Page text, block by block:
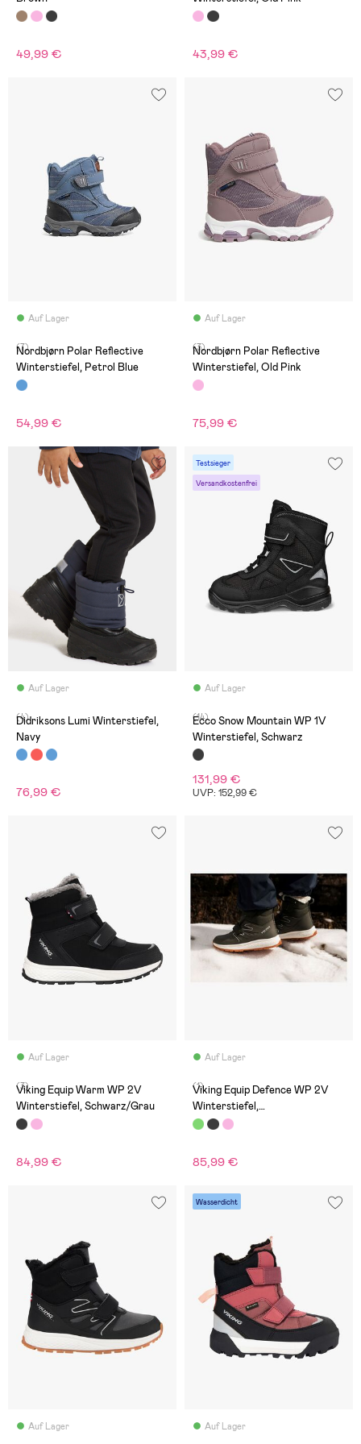
49,99 € 43,99 €
Auf Lager
(7)
Nordbjørn Polar Reflective
Winterstiefel, Petrol Blue
54,99 €
Auf Lager
(3)
Nordbjørn Polar Reflective
Winterstiefel, Old Pink
75,99 €
Auf Lager
(4)
Didriksons Lumi Winterstiefel,
Navy
76,99 €
Testsieger
Versandkostenfrei
Auf Lager
(14)
Ecco Snow Mountain WP 1V
Winterstiefel, Schwarz
131,99 €
UVP: 152,99 €
Auf Lager
(3)
Viking Equip Warm WP 2V
Winterstiefel, Schwarz/Grau
84,99 €
Auf Lager
(1)
Viking Equip Defence WP 2V
Winterstiefel,
Huntinggreen/Olive
85,99 €
Auf Lager
Wasserdicht
Auf Lager